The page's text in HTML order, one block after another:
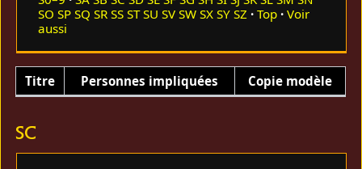
SO SP SQ SR SS ST SU SV SW SX SY SZ Top
Voir
aussi
Titre Personnes impliquées Copie modèle
SC